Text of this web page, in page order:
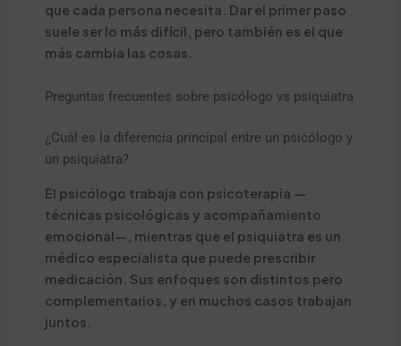
que cada persona necesita. Dar el primer paso
suele ser lo más difícil, pero también es el que
más cambia las cosas.
Preguntas frecuentes sobre psicólogo vs psiquiatra
¿Cuál es la diferencia principal entre un psicólogo y
un psiquiatra?
El psicólogo trabaja con psicoterapia —
técnicas psicológicas y acompañamiento
emocional—, mientras que el psiquiatra es un
médico especialista que puede prescribir
medicación. Sus enfoques son distintos pero
complementarios, y en muchos casos trabajan
juntos.